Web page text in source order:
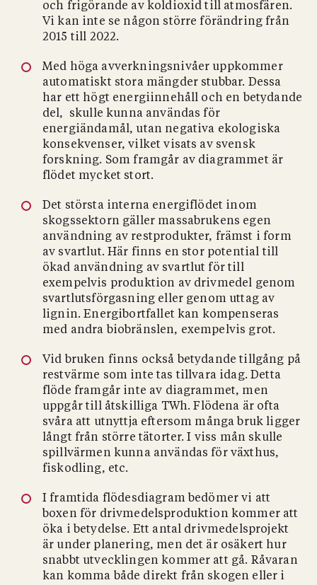
och frigörande av koldioxid till atmosfären.
Vi kan inte se någon större förändring från
2015 till 2022.
Med höga avverkningsnivåer uppkommer
automatiskt stora mängder stubbar. Dessa
har ett högt energiinnehåll och en betydande
del, skulle kunna användas för
energiändamål, utan negativa ekologiska
konsekvenser, vilket visats av svensk
forskning. Som framgår av diagrammet är
flödet mycket stort.
Det största interna energiflödet inom
skogssektorn gäller massabrukens egen
användning av restprodukter, främst i form
av svartlut. Här finns en stor potential till
ökad användning av svartlut för till
exempelvis produktion av drivmedel genom
svartlutsförgasning eller genom uttag av
lignin. Energibortfallet kan kompenseras
med andra biobränslen, exempelvis grot.
Vid bruken finns också betydande tillgång på
restvärme som inte tas tillvara idag. Detta
flöde framgår inte av diagrammet, men
uppgår till åtskilliga TWh. Flödena är ofta
svåra att utnyttja eftersom många bruk ligger
långt från större tätorter. I viss mån skulle
spillvärmen kunna användas för växthus,
fiskodling, etc.
I framtida flödesdiagram bedömer vi att
boxen för drivmedelsproduktion kommer att
öka i betydelse. Ett antal drivmedelsprojekt
är under planering, men det är osäkert hur
snabbt utvecklingen kommer att gå. Råvaran
kan komma både direkt från skogen eller i